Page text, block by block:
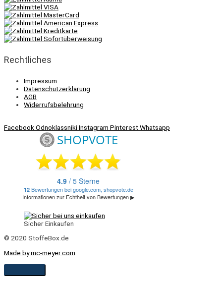
Rechtliches
Impressum
Datenschutzerklärung
AGB
Widerrufsbelehrung
FacebookOdnoklassnikiInstagram PinterestWhatsapp
Sicher Einkaufen
© 2020 StoffeBox.de
Made by mc-meyer.com